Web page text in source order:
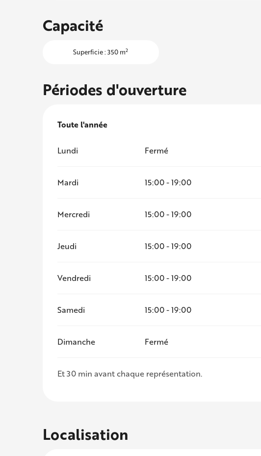
Capacité
Superficie : 350 m2
Périodes d'ouverture
Toute l'année
Toute l'année
Lundi Fermé
Mardi 15:00 - 19:00
Mercredi 15:00 - 19:00
Jeudi 15:00 - 19:00
Vendredi 15:00 - 19:00
Samedi 15:00 - 19:00
Dimanche Fermé
Et 30 min avant chaque représentation.
Localisation